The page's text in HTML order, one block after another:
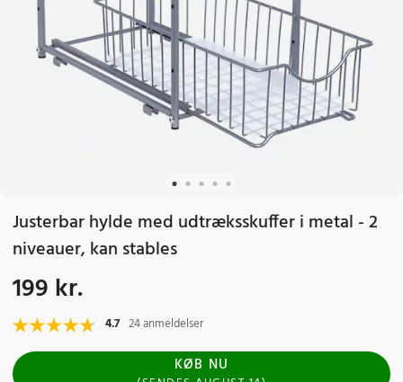
Justerbar hylde med udtræksskuffer i metal - 2
niveauer, kan stables
Pris:199 kr.
199 kr.
4.7 24 anmeldelser
KØB NU